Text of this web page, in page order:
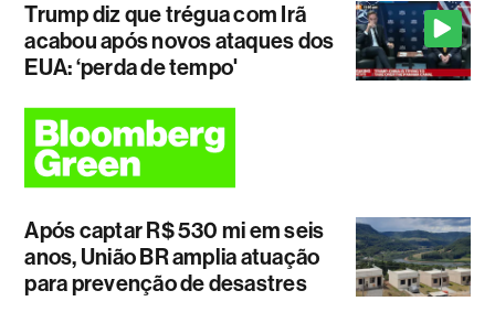
Trump diz que trégua com Irã
acabou após novos ataques dos
EUA: ‘perda de tempo'
Após captar R$ 530 mi em seis
anos, União BR amplia atuação
para prevenção de desastres